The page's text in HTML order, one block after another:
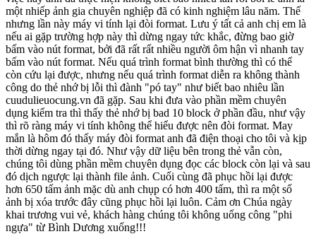
một nhiếp ảnh gia chuyên nghiệp đã có kinh nghiệm lâu năm. Thế
nhưng lần này máy vi tính lại đòi format. Lưu ý tất cả anh chị em là
nếu ai gặp trường hợp này thì dừng ngay tức khắc, đừng bao giờ
bấm vào nút format, bởi đã rất rất nhiều người ôm hận vì nhanh tay
bấm vào nút format. Nếu quá trình format bình thường thì có thể
còn cứu lại được, nhưng nếu quá trình format diễn ra không thành
công do thẻ nhớ bị lỗi thì đành "pó tay" như biết bao nhiêu lần
cuudulieuocung.vn đã gặp. Sau khi đưa vào phần mềm chuyên
dụng kiểm tra thì thấy thẻ nhớ bị bad 10 block ở phần đầu, như vậy
thì rõ ràng máy vi tính không thể hiểu được nên đòi format. May
mắn là hôm đó thấy máy đòi format anh đã điện thoại cho tôi và kịp
thời dừng ngay tại đó. Như vậy dữ liệu bên trong thẻ vẫn còn,
chúng tôi dùng phần mềm chuyên dụng đọc các block còn lại và sau
đó dịch ngược lại thành file ảnh. Cuối cùng đã phục hồi lại được
hơn 650 tấm ảnh mặc dù anh chụp có hơn 400 tấm, thì ra một số
ảnh bị xóa trước đây cũng phục hồi lại luôn. Cảm ơn Chúa ngày
khai trương vui vẻ, khách hàng chúng tôi không uổng công "phi
ngựa" từ Bình Dương xuống!!!